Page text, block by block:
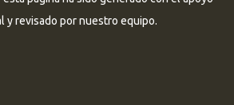
y revisado por nuestro equipo.